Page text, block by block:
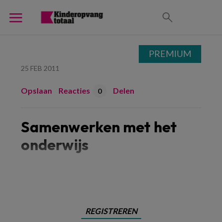
25 FEB 2011
Opslaan Reacties 0 Delen
Samenwerken met het
onderwijs
REGISTREREN
PREMIUM